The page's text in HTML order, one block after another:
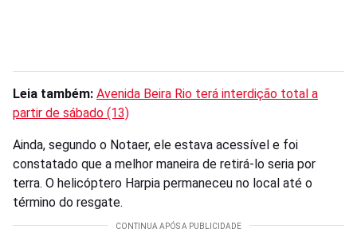
Leia também: Avenida Beira Rio terá interdição total a
partir de sábado (13)
Ainda, segundo o Notaer, ele estava acessível e foi
constatado que a melhor maneira de retirá-lo seria por
terra. O helicóptero Harpia permaneceu no local até o
término do resgate.